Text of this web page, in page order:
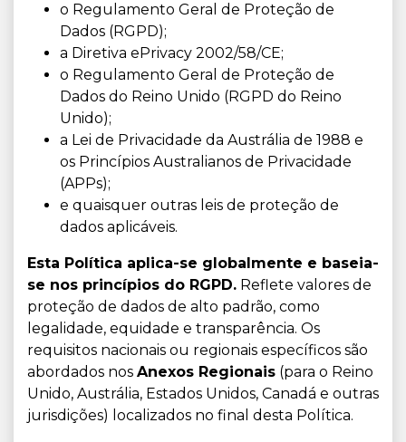
o Regulamento Geral de Proteção de
Dados (RGPD);
a Diretiva ePrivacy 2002/58/CE;
o Regulamento Geral de Proteção de
Dados do Reino Unido (RGPD do Reino
Unido);
a Lei de Privacidade da Austrália de 1988 e
os Princípios Australianos de Privacidade
(APPs);
e quaisquer outras leis de proteção de
dados aplicáveis.
Esta Política aplica-se globalmente e baseia-
se nos princípios do RGPD. Reflete valores de
proteção de dados de alto padrão, como
legalidade, equidade e transparência. Os
requisitos nacionais ou regionais específicos são
abordados nos Anexos Regionais (para o Reino
Unido, Austrália, Estados Unidos, Canadá e outras
jurisdições) localizados no final desta Política.